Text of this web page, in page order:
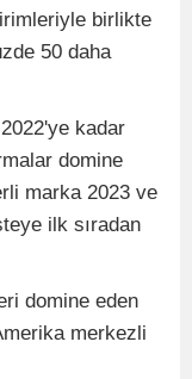
birlikte
50 daha
kadar
domine
marka 2023 ve
ilk sıradan
domine eden
merkezli